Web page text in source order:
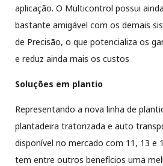
aplicação. O Multicontrol possui
bastante amigável com os demais
de Precisão, o que potencializa os
e reduz ainda mais os custos
Soluções em plantio
Representando a nova linha de
plantadeira tratorizada e auto
disponível no mercado com 11, 13 e
tem entre outros benefícios uma